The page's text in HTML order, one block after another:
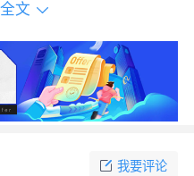
文
我要评论